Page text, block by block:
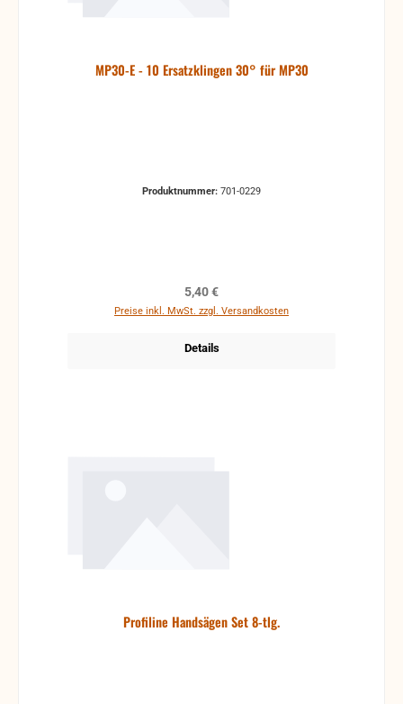
MP30-E - 10 Ersatzklingen 30° für MP30
Produktnummer: 701-0229
Regulärer Preis:
5,40 €
Preise inkl. MwSt. zzgl. Versandkosten
Details
Profiline Handsägen Set 8-tlg.